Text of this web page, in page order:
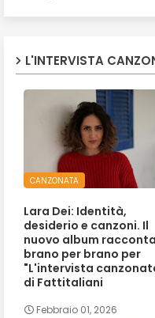
L'INTERVISTA
CANZONATA
Lara Dei: Identità,
desiderio e canzoni. Il
nuovo album
brano per brano per
"L'intervista
di Fattitaliani
Febbraio 01, 2026